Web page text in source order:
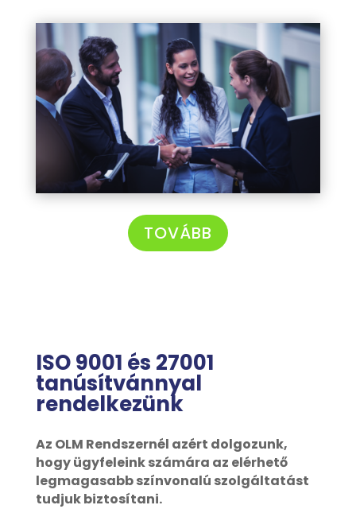
TOVÁBB
ISO 9001 és 27001
tanúsítvánnyal
rendelkezünk
Az OLM Rendszernél azért dolgozunk,
hogy ügyfeleink számára az elérhető
legmagasabb színvonalú szolgáltatást
tudjuk biztosítani.